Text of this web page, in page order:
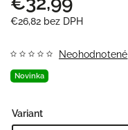
€26,82 bez DPH
Novinka
Neohodnotené
Variant